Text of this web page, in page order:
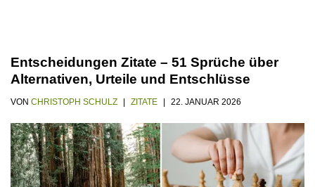
Entscheidungen Zitate – 51 Sprüche über
Alternativen, Urteile und Entschlüsse
VON CHRISTOPH SCHULZ ZITATE 22. JANUAR 2026